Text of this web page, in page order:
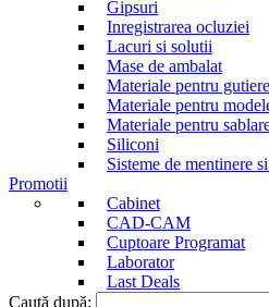
Gipsuri
Inregistrarea ocluziei
Lacuri si solutii
Mase de ambalat
Materiale pentru gutiere
Materiale pentru
Materiale pentru
Siliconi
Sisteme de mentinere
Promotii
Cabinet
CAD-CAM
Cuptoare Programat
Laborator
Last Deals
Caută după: